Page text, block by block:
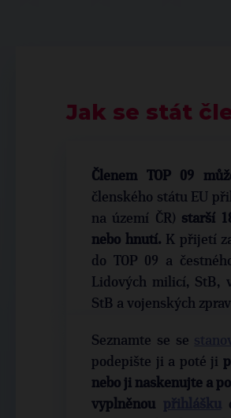
Jak se stát
Členem TOP 09
členského státu EU
na území ČR) starší
nebo hnutí. K přijetí
do TOP 09 a
Lidových milicí, StB,
StB a vojenských
Seznamte se se
podepište ji a poté ji
nebo ji naskenujte a
vyplněnou